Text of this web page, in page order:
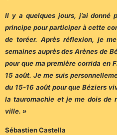
Il y a quelques jours, j’ai donné
principe pour participer à cette
de toréer. Après réflexion, je
semaines auprès des Arènes de
pour que ma première corrida en
15 août. Je me suis
du 15-16 août pour que Béziers
la tauromachie et je me dois de
ville. »
Sébastien Castella